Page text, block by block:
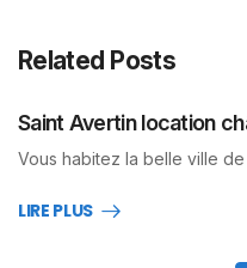
Related Posts
Saint Avertin location
Vous habitez la belle ville
LIRE PLUS